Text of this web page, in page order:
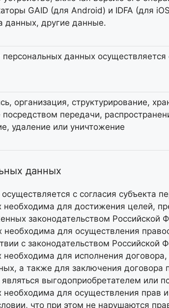
GAID (для Android) и IDFA (для
данных, другие данные.
персональных данных
организация, структурирование,
посредством передачи,
удаление или уничтожение
данных
с согласия субъекта
необходима для достижения целей,
законодательством
для осуществления
с законодательством Российской
для исполнения
а также для заключения
выгодоприобретателем или
для осуществления прав
что при этом не нарушаются